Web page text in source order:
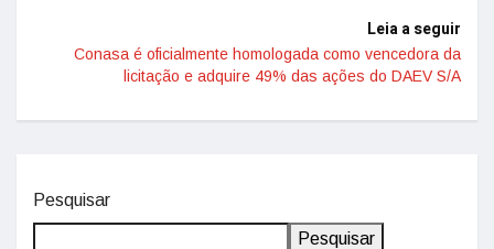
Leia a seguir
Conasa é oficialmente homologada como vencedora da
licitação e adquire 49% das ações do DAEV S/A
Pesquisar
Pesquisar